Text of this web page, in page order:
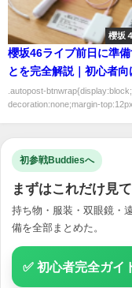
櫻坂
櫻坂46ライブ前日に準備
とを完全解説｜初心者向
かりやすく解説
.autopost-
decoration:none;margin-
初参戦Buddiesへ
まずはこれだけ見
持ち物・服装・双眼鏡・
備を全部まとめた。
✅ 初心者完全ガイ